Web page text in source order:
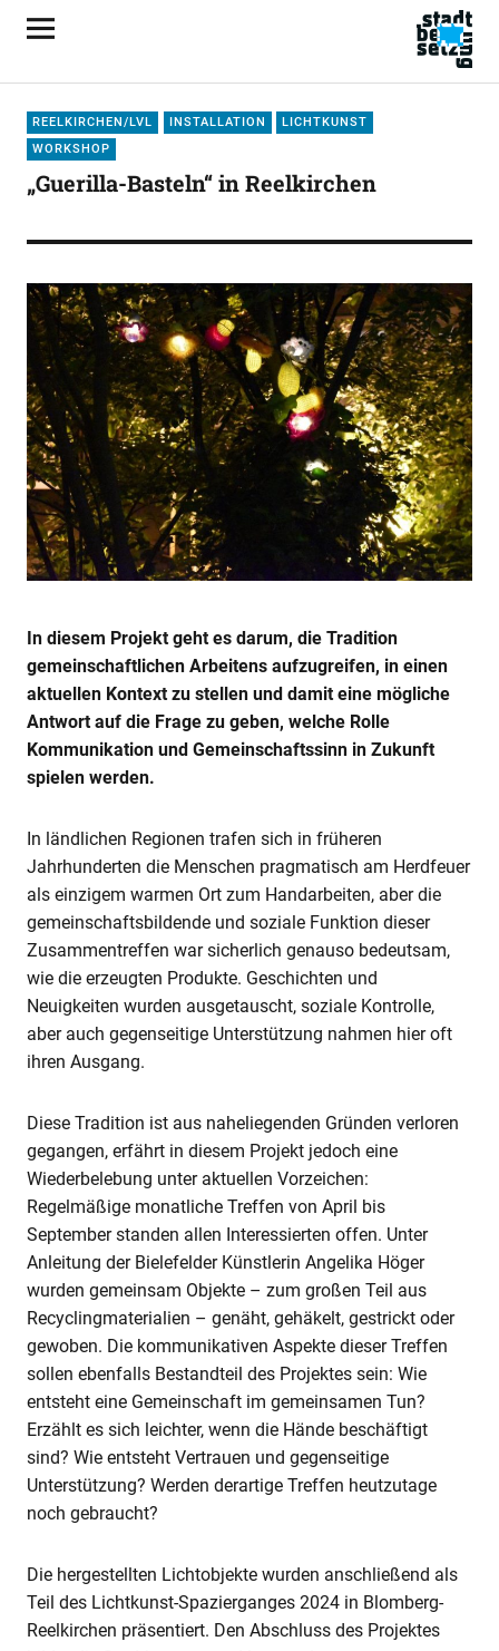
REELKIRCHEN/LVL INSTALLATION
LICHTKUNST
WORKSHOP
„Guerilla-Basteln“ in Reelkirchen
In diesem Projekt geht es darum, die Tradition
gemeinschaftlichen Arbeitens aufzugreifen, in einen
aktuellen Kontext zu stellen und damit eine mögliche
Antwort auf die Frage zu geben, welche Rolle
Kommunikation und Gemeinschaftssinn in Zukunft
spielen werden.
In ländlichen Regionen trafen sich in früheren
Jahrhunderten die Menschen pragmatisch am Herdfeuer
als einzigem warmen Ort zum Handarbeiten, aber die
gemeinschaftsbildende und soziale Funktion dieser
Zusammentreffen war sicherlich genauso bedeutsam,
wie die erzeugten Produkte. Geschichten und
Neuigkeiten wurden ausgetauscht, soziale Kontrolle,
aber auch gegenseitige Unterstützung nahmen hier oft
ihren Ausgang.
Diese Tradition ist aus naheliegenden Gründen verloren
gegangen, erfährt in diesem Projekt jedoch eine
Wiederbelebung unter aktuellen Vorzeichen:
Regelmäßige monatliche Treffen von April bis
September standen allen Interessierten offen. Unter
Anleitung der Bielefelder Künstlerin Angelika Höger
wurden gemeinsam Objekte – zum großen Teil aus
Recyclingmaterialien – genäht, gehäkelt, gestrickt oder
gewoben. Die kommunikativen Aspekte dieser Treffen
sollen ebenfalls Bestandteil des Projektes sein: Wie
entsteht eine Gemeinschaft im gemeinsamen Tun?
Erzählt es sich leichter, wenn die Hände beschäftigt
sind? Wie entsteht Vertrauen und gegenseitige
Unterstützung? Werden derartige Treffen heutzutage
noch gebraucht?
Die hergestellten Lichtobjekte wurden anschließend als
Teil des Lichtkunst-Spazierganges 2024 in Blomberg-
Reelkirchen präsentiert. Den Abschluss des Projektes